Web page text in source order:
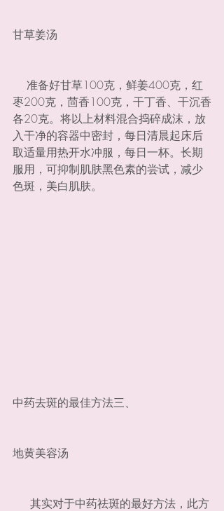
甘草姜汤
枣200克，茴香100克，干丁香、干沉香
各20克。将以上材料混合捣碎成沫，放
入干净的容器中密封，每日清晨起床后
取适量用热开水冲服，每日一杯。长期
服用，可抑制肌肤黑色素的尝试，减少
色斑，美白肌肤。
中药去斑的最佳方法三、
地黄美容汤